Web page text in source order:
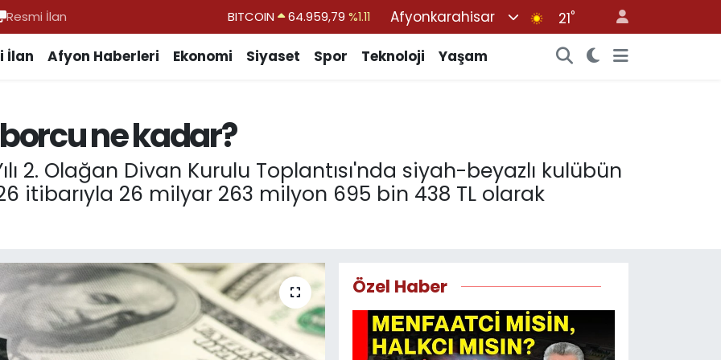
Resmi İlan DOLAR 47,7436%0.18
EURO
55,2510
%0.32
Afyonkarahisar 21°
İlan Afyon Haberleri Ekonomi Siyaset Spor Teknoloji Yaşam
ne kadar?
2. Olağan Divan Kurulu Toplantısı'nda siyah-beyazlı kulübün
itibarıyla 26 milyar 263 milyon 695 bin 438 TL olarak
Özel Haber